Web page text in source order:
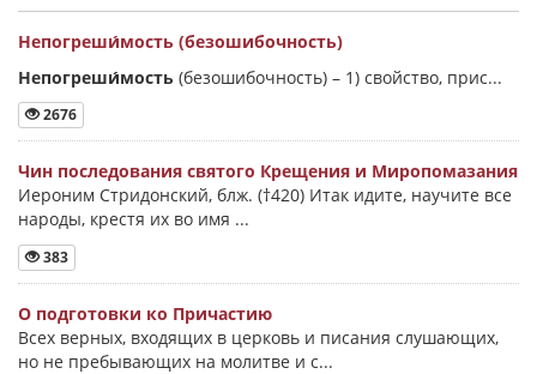
Непогреши́мость (безошибочность)
Непогреши́мость (безошибочность) – 1) свойство, прис...
2676
Чин последования святого Крещения и Миропомазания
Иероним Стридонский, блж. (†420) Итак идите, научите все
народы, крестя их во имя ...
383
О подготовки ко Причастию
Всех верных, входящих в церковь и писания слушающих,
но не пребывающих на молитве и с...